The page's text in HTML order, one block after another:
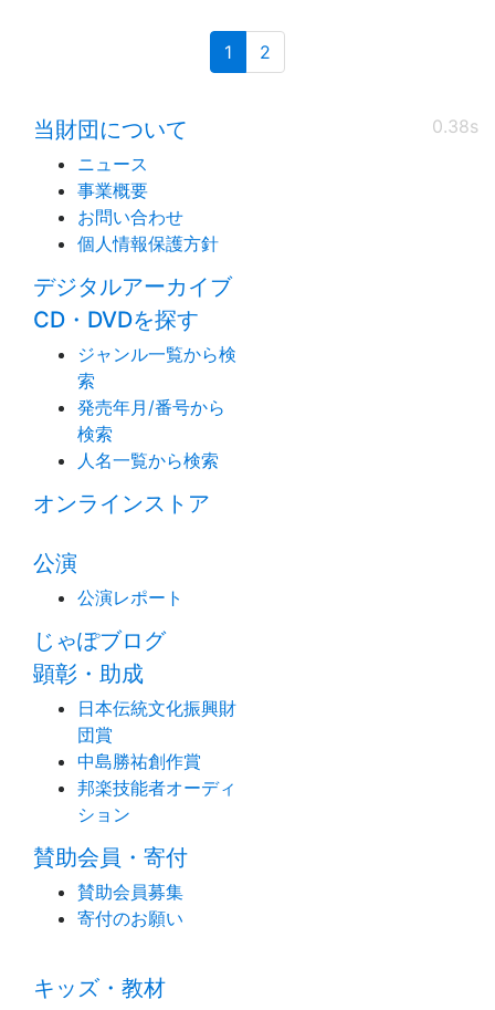
1 (current)
2
0.38s
当財団について
ニュース
事業概要
お問い合わせ
個人情報保護方針
デジタルアーカイブ
CD・DVDを探す
ジャンル一覧から検
索
発売年月/番号から
検索
人名一覧から検索
オンラインストア
公演
公演レポート
じゃぽブログ
顕彰・助成
日本伝統文化振興財
団賞
中島勝祐創作賞
邦楽技能者オーディ
ション
賛助会員・寄付
賛助会員募集
寄付のお願い
キッズ・教材